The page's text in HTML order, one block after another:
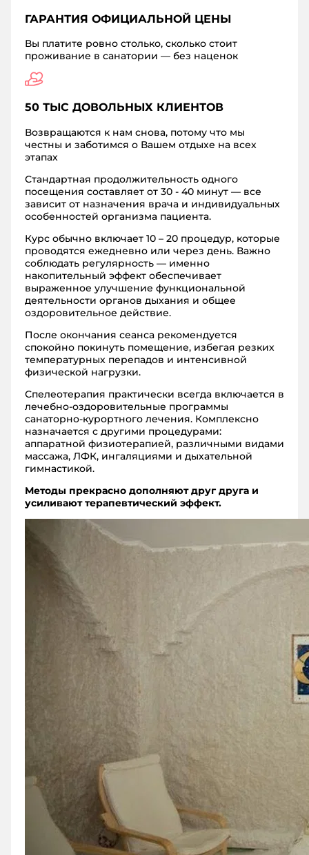
ГАРАНТИЯ ОФИЦИАЛЬНОЙ ЦЕНЫ
Вы платите ровно столько, сколько стоит
проживание в санатории — без наценок
50 ТЫС ДОВОЛЬНЫХ КЛИЕНТОВ
Возвращаются к нам снова, потому что мы
честны и заботимся о Вашем отдыхе на всех
этапах
Стандартная продолжительность одного
посещения составляет от 30 - 40 минут — все
зависит от назначения врача и индивидуальных
особенностей организма пациента.
Курс обычно включает 10 – 20 процедур, которые
проводятся ежедневно или через день. Важно
соблюдать регулярность — именно
накопительный эффект обеспечивает
выраженное улучшение функциональной
деятельности органов дыхания и общее
оздоровительное действие.
После окончания сеанса рекомендуется
спокойно покинуть помещение, избегая резких
температурных перепадов и интенсивной
физической нагрузки.
Спелеотерапия практически всегда включается в
лечебно-оздоровительные программы
санаторно-курортного лечения. Комплексно
назначается с другими процедурами:
аппаратной физиотерапией, различными видами
массажа, ЛФК, ингаляциями и дыхательной
гимнастикой.
Методы прекрасно дополняют друг друга и
усиливают терапевтический эффект.